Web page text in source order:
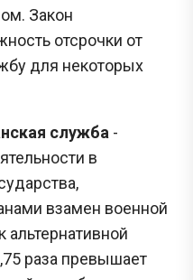
Закон
отсрочки от
для некоторых
служба -
в
взамен военной
раза превышает